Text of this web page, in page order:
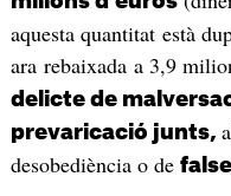
aquesta quantitat està
ara rebaixada a 3,9
delicte de
prevaricació junts,
desobediència o de